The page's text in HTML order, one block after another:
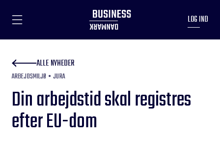
LOG IND
ALLE NYHEDER
ARBEJDSMILJØ JURA
Din arbejdstid skal registres
efter EU-dom